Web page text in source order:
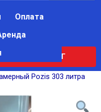
КАТАЛОГ
Оплата
Pozis 303 литра